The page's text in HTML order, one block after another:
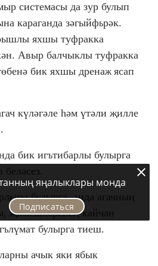
системасы да зур булып
караганда зәгыйфьрәк.
яхшы туфракка
Авыр балчыклы туфракка
бик яхшы дренаж ясап
күләгәле һәм үтәли җилле
бик игътибарлы булырга
беләсез.
булырга, анда агачның
җимешләренең кайчан
ълүмат булырга тиеш.
ачык яки ябык
яңалыклары монда
Подписаться